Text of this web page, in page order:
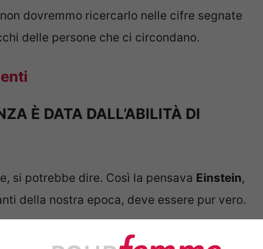
dovremmo ricercarlo nelle cifre segnate
delle persone che ci circondano.
È DATA DALL’ABILITÀ DI
si potrebbe dire. Così la pensava Einstein,
della nostra epoca, deve essere pur vero.